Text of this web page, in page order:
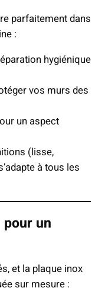
parfaitement dans
:
hygiénique
vos murs des
un aspect
(lisse,
à tous les
un
et la plaque inox
sur mesure :